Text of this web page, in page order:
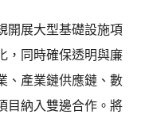
開展大型基礎設施項
，同時確保透明與廉
、產業鏈供應鏈、數
目納入雙邊合作。將